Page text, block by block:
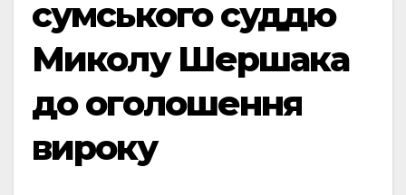
сумського суддю
Миколу Шершака
до оголошення
вироку